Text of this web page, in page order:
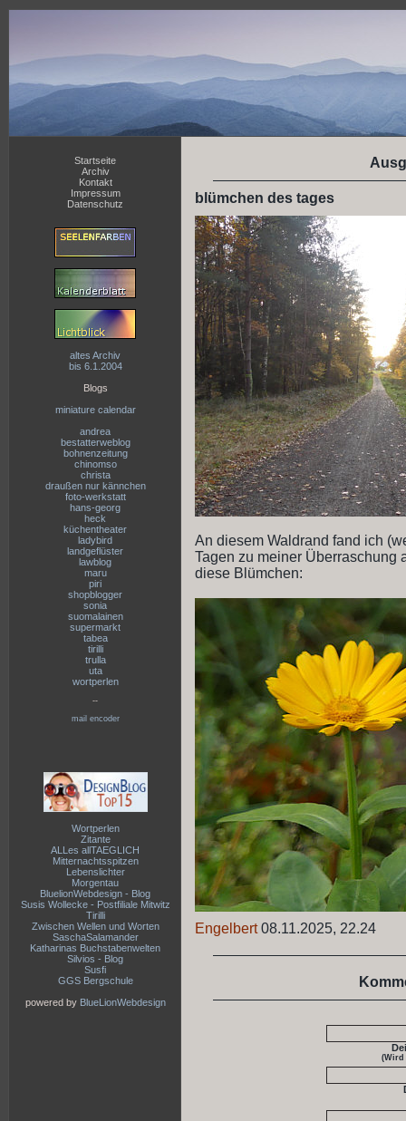
Startseite
Archiv
Kontakt
Impressum
Datenschutz
altes Archiv
bis 6.1.2004
Blogs
miniature calendar
andrea
bestatterweblog
bohnenzeitung
chinomso
christa
draußen nur kännchen
foto-werkstatt
hans-georg
heck
küchentheater
ladybird
landgeflüster
lawblog
maru
piri
shopblogger
sonia
suomalainen
supermarkt
tabea
tirilli
trulla
uta
wortperlen
--
mail encoder
Wortperlen
Zitante
ALLes allTAEGLICH
Mitternachtsspitzen
Lebenslichter
Morgentau
BluelionWebdesign - Blog
Susis Wollecke - Postfiliale Mitwitz
Tirilli
Zwischen Wellen und Worten
SaschaSalamander
Katharinas Buchstabenwelten
Silvios - Blog
Susfi
GGS Bergschule
powered by BlueLionWebdesign
blümchen des tages
An diesem Waldrand fand ich
Tagen zu meiner Überraschung
diese Blümchen:
Engelbert08.11.2025, 22.24
(Wird